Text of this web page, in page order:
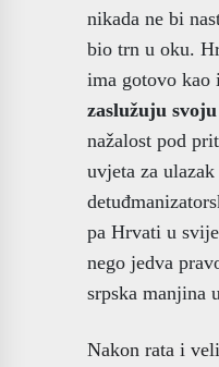
nikada ne bi
bio trn u oku.
ima gotovo kao
zaslužuju
nažalost pod
uvjeta za
pa Hrvati u
nego jedva
srpska manjina
Nakon rata i